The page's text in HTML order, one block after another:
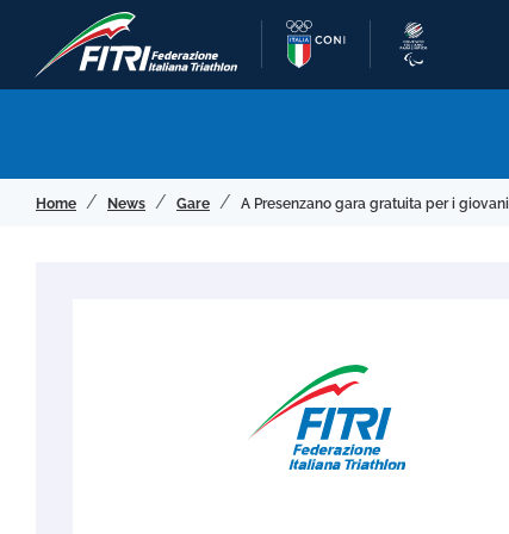
Home News Gare A Presenzano gara gratuita per i giovani